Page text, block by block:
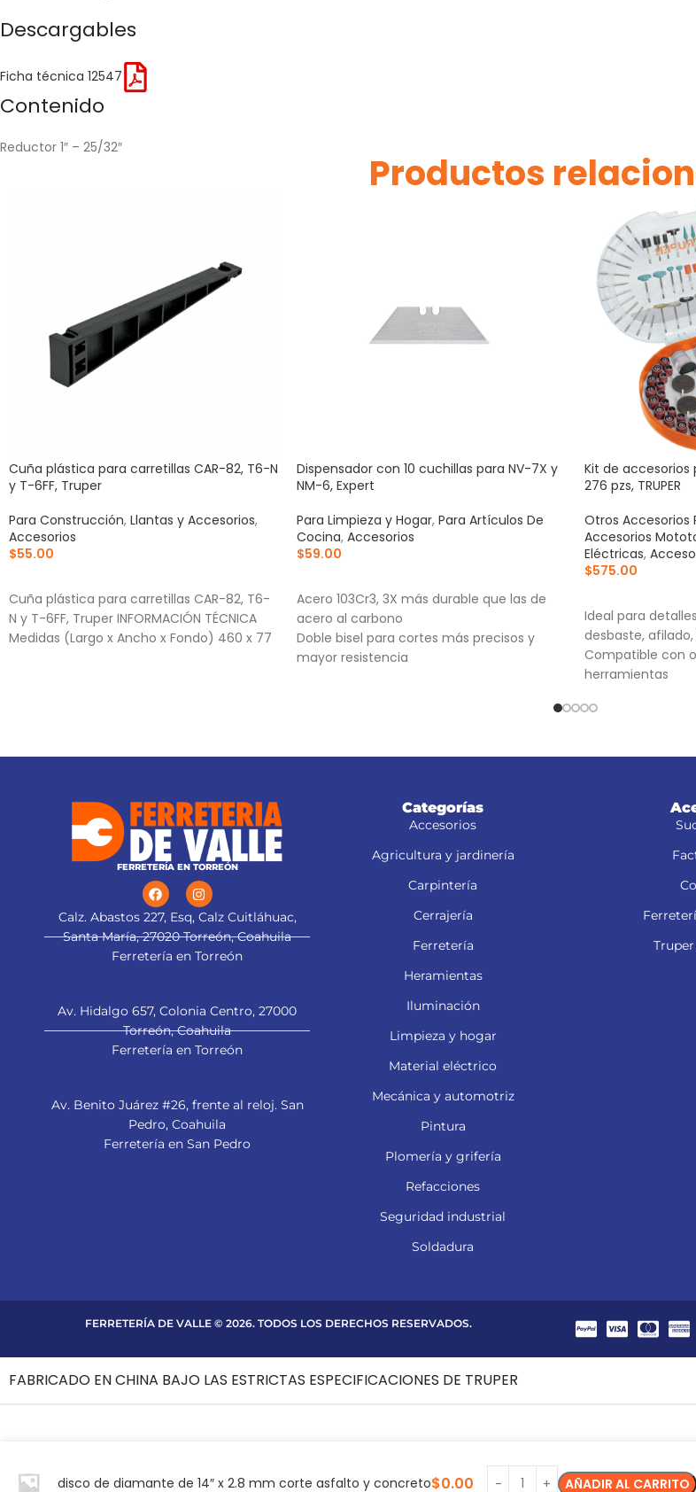
Descargables
Ficha técnica 12547
Contenido
Reductor 1″ – 25/32″
Productos
Cuña plástica para carretillas CAR-82, T6-N
y T-6FF, Truper
Para Construcción, Llantas y Accesorios,
Accesorios
$55.00
Cuña plástica para carretillas CAR-82, T6-
N y T-6FF, Truper INFORMACIÓN TÉCNICA
Medidas (Largo x Ancho x Fondo) 460 x 77
Dispensador con 10 cuchillas para NV-7X y
NM-6, Expert
Para Limpieza y Hogar, Para Artículos De
Cocina, Accesorios
$59.00
Acero 103Cr3, 3X más durable que las de
acero al carbono
Doble bisel para cortes más precisos y
mayor resistencia
Kit de
276 pzs, TRUPER
Otros Accesorios
Accesorios
Eléctricas,
$575.00
Ideal para
desbaste,
Compatible con
herramientas
el
FERRETERÍA EN TORREÓN
Calz. Abastos 227, Esq, Calz Cuitláhuac,
Santa María, 27020 Torreón, Coahuila
Ferretería en Torreón
Av. Hidalgo 657, Colonia Centro, 27000
Torreón, Coahuila
Ferretería en Torreón
Av. Benito Juárez #26, frente al reloj. San
Pedro, Coahuila
Ferretería en San Pedro
Categorías
Accesorios
Agricultura y jardinería
Carpintería
Cerrajería
Ferretería
Heramientas
Iluminación
Limpieza y hogar
Material eléctrico
Mecánica y automotriz
Pintura
Plomería y grifería
Refacciones
Seguridad industrial
Soldadura
FERRETERÍA DE VALLE © 2026. TODOS LOS DERECHOS RESERVADOS.
disco de diamante de 14″ x 2.8 mm corte asfalto y concreto$0.00 AÑADIR AL CARRITO
FABRICADO EN CHINA BAJO LAS ESTRICTAS ESPECIFICACIONES DE TRUPER